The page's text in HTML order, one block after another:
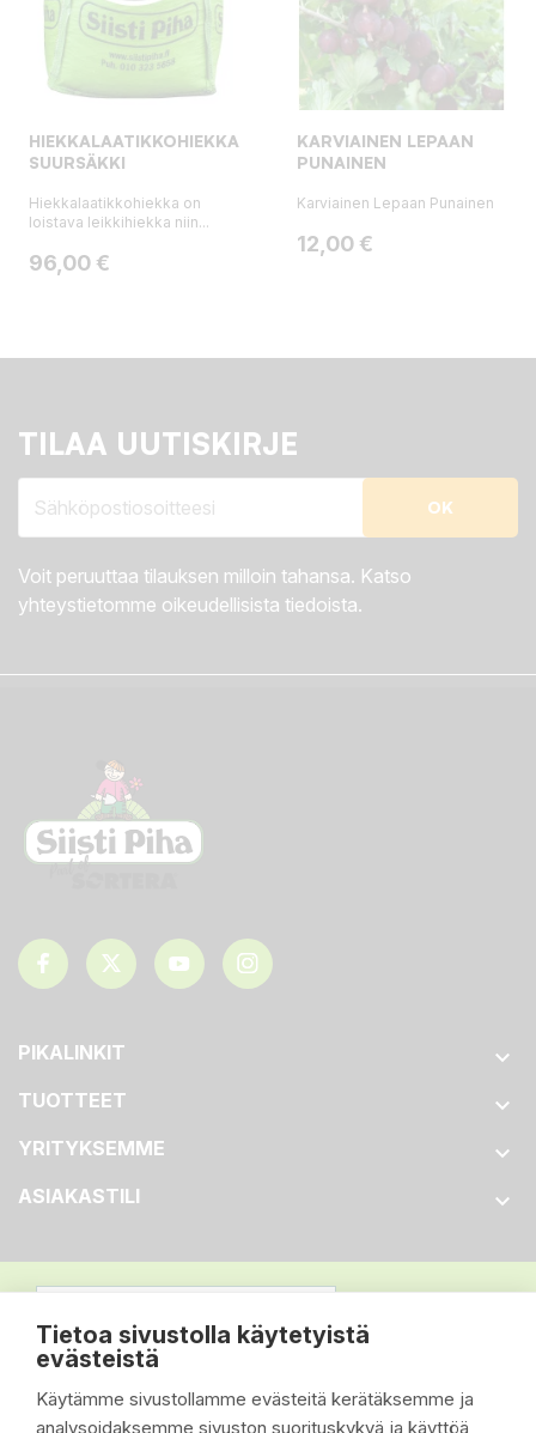
Tietoa sivustolla käytetyistä
evästeistä
Käytämme sivustollamme evästeitä kerätäksemme ja
analysoidaksemme sivuston suorituskykyä ja käyttöä,
HIEKKALAATIKKOHIEKKA,
SUURSÄKKI
Hiekkalaatikkohiekka on
loistava leikkihiekka niin...
Hinta
96,00 €
KARVIAINEN LEPAAN
PUNAINEN
Karviainen Lepaan Punainen
Hinta
12,00 €
TILAA UUTISKIRJE
Voit peruuttaa tilauksen milloin tahansa. Katso
yhteystietomme oikeudellisista tiedoista.
PIKALINKIT 
TUOTTEET 
YRITYKSEMME 
ASIAKASTILI 